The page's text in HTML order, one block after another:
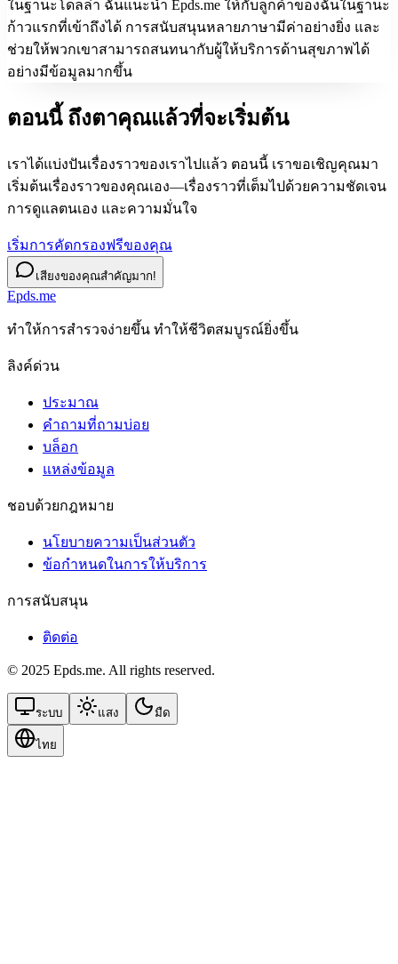
ในฐานะโดลล่า ฉันแนะนำ Epds.me ให้กับลูกค้าของฉันในฐานะ
ก้าวแรกที่เข้าถึงได้ การสนับสนุนหลายภาษามีค่าอย่างยิ่ง และ
ช่วยให้พวกเขาสามารถสนทนากับผู้ให้บริการด้านสุขภาพได้
อย่างมีข้อมูลมากขึ้น
ตอนนี้ ถึงตาคุณแล้วที่จะเริ่มต้น
เราได้แบ่งปันเรื่องราวของเราไปแล้ว ตอนนี้ เราขอเชิญคุณมา
เริ่มต้นเรื่องราวของคุณเอง—เรื่องราวที่เต็มไปด้วยความชัดเจน
การดูแลตนเอง และความมั่นใจ
เริ่มการคัดกรองฟรีของคุณ
เสียงของคุณสำคัญมาก!
Epds.me
ทําให้การสํารวจง่ายขึ้น ทําให้ชีวิตสมบูรณ์ยิ่งขึ้น
ลิงค์ด่วน
ประมาณ
คำถามที่ถามบ่อย
บล็อก
แหล่งข้อมูล
ชอบด้วยกฎหมาย
นโยบายความเป็นส่วนตัว
ข้อกําหนดในการให้บริการ
การสนับสนุน
ติดต่อ
© 2025 Epds.me. All rights reserved.
ระบบ แสง มืด
ไทย